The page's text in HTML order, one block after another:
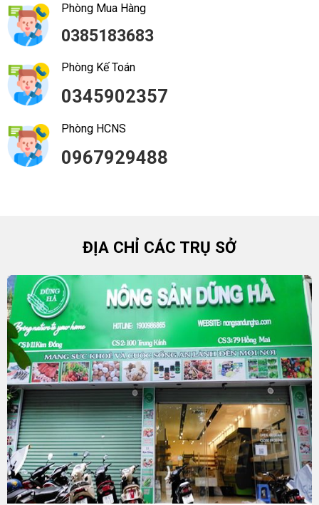
Phòng Mua Hàng
0385183683
Phòng Kế Toán
0345902357
Phòng HCNS
0967929488
ĐỊA CHỈ CÁC TRỤ SỞ